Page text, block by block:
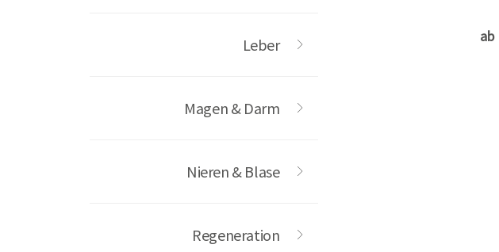
Leber
Magen & Darm
Nieren & Blase
Regeneration
ab